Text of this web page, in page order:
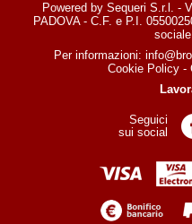
Powered by Sequeri S.r.l. -
PADOVA - C.F. e P.I.
Per informazioni:
Cookie Policy -
Seguici
sui social